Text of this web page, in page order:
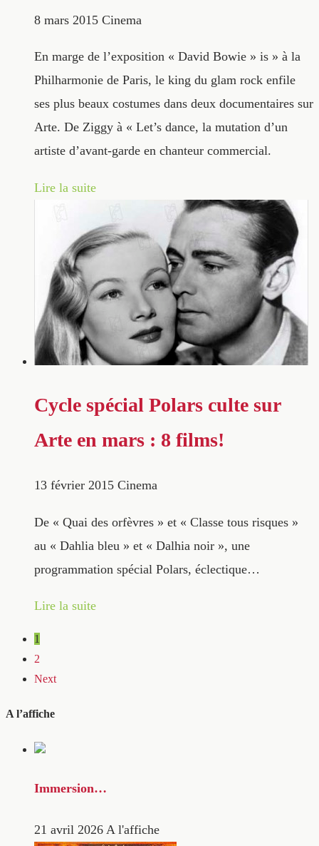
8 mars 2015 Cinema
En marge de l’exposition « David Bowie » is » à la
Philharmonie de Paris, le king du glam rock enfile
ses plus beaux costumes dans deux documentaires sur
Arte. De Ziggy à « Let’s dance, la mutation d’un
artiste d’avant-garde en chanteur commercial.
Lire la suite
Cycle spécial Polars culte sur
Arte en mars : 8 films!
13 février 2015 Cinema
De « Quai des orfèvres » et « Classe tous risques »
au « Dahlia bleu » et « Dalhia noir », une
programmation spécial Polars, éclectique…
Lire la suite
1
2
Next
A l’affiche
Immersion…
21 avril 2026 A l'affiche